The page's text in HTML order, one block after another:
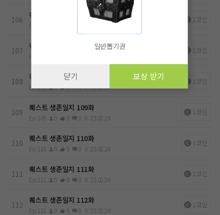
106 퀘스트 생존일지 106화
Ep.106
1코인
107 퀘스트 생존일지 107화
Ep.107
1코인
108 퀘스트 생존일지 108화
Ep.108 0 0 0 0 25.02.26
1코인
109 퀘스트 생존일지 109화
Ep.109 0 0 0 0 25.02.26
1코인
110 퀘스트 생존일지 110화
Ep.110 0 0 0 0 25.02.26
1코인
111 퀘스트 생존일지 111화
Ep.111 0 0 0 0 25.02.26
1코인
112 퀘스트 생존일지 112화
Ep.112 0 0 0 0 25.02.26
1코인
일반뽑기권
닫기 보상 받기